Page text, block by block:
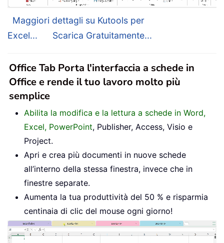
Maggiori dettagli su Kutools per
Excel...
Scarica Gratuitamente...
Office Tab Porta l'interfaccia a schede in
Office e rende il tuo lavoro molto più
semplice
Abilita la modifica e la lettura a schede in Word,
Excel, PowerPoint, Publisher, Access, Visio e
Project.
Apri e crea più documenti in nuove schede
all’interno della stessa finestra, invece che in
finestre separate.
Aumenta la tua produttività del 50 % e risparmia
centinaia di clic del mouse ogni giorno!